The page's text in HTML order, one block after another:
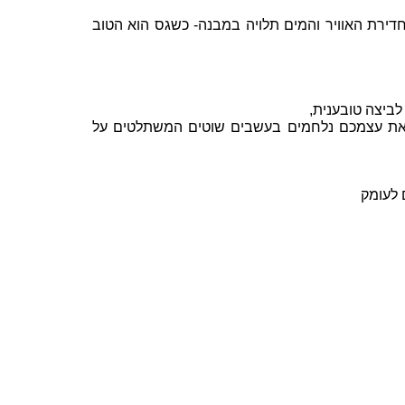
האוויר והמים תלויה במבנה- כשגס הוא הטוב
טובענית,
עצמכם נלחמים בעשבים שוטים המשתלטים על
לעומק